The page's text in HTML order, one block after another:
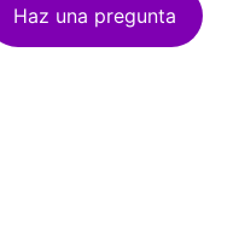
Haz una pregunta